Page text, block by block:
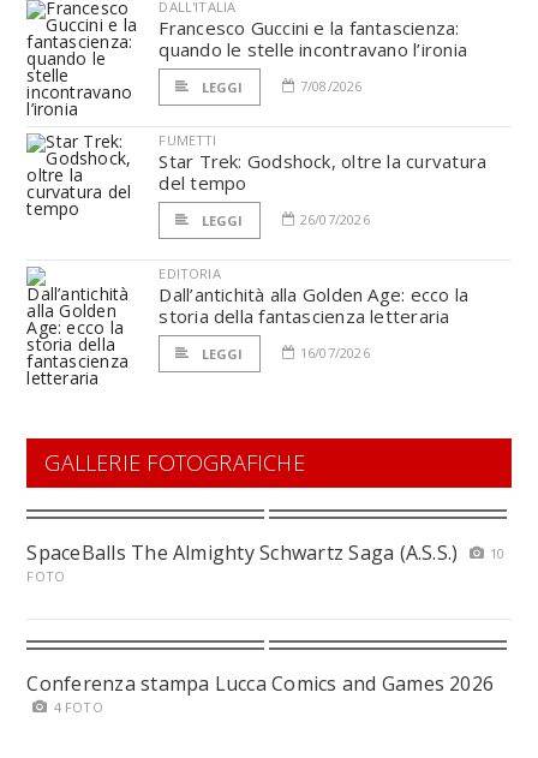
DALL'ITALIA
Francesco Guccini e la fantascienza:
quando le stelle incontravano l’ironia
LEGGI 7/08/2026
FUMETTI
Star Trek: Godshock, oltre la curvatura
del tempo
LEGGI 26/07/2026
EDITORIA
Dall’antichità alla Golden Age: ecco la
storia della fantascienza letteraria
LEGGI 16/07/2026
GALLERIE FOTOGRAFICHE
SpaceBalls The Almighty Schwartz Saga (A.S.S.)
10
FOTO
Conferenza stampa Lucca Comics and Games 2026
4 FOTO